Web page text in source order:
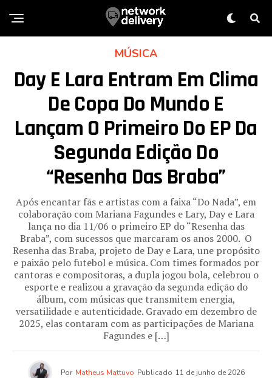
MÚSICA
Day E Lara Entram Em Clima
De Copa Do Mundo E
Lançam O Primeiro Do EP Da
Segunda Edição Do
“Resenha Das Braba”
Após encantar fãs e artistas com a faixa “Do Nada”, em
colaboração com Mariana Fagundes e Lary, Day e Lara
lança no dia 11/06 o primeiro EP do “Resenha das
Braba”, com sucessos que marcaram os anos 2000. O
Resenha das Braba, projeto de Day e Lara, une propósito
e paixão pelo futebol e música. Com times formados por
cantoras e compositoras, a dupla jogou bola, celebrou o
esporte e realizou a gravação da segunda edição do
álbum, com músicas que transmitem energia,
versatilidade e autenticidade. Gravado em dezembro de
2025, elas contaram com as participações de Mariana
Fagundes e […]
Por Matheus Mattuvo Publicado 11 de junho de 2026